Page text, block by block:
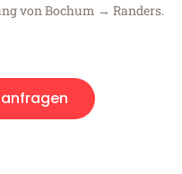
von Bochum → Randers.
anfragen